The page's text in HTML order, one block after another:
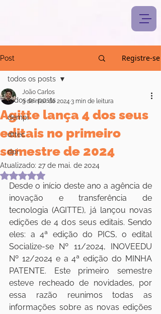
Post Registre-se
todos os posts
dempi
dttec
dpi
todos os posts
Agitte lança 4 dos seus
editais no primeiro
semestre de 2024
João Carlos
3 de mai. de 2024 3 min de leitura
Atualizado: 27 de mai. de 2024
Avaliado com NaN de 5 estrelas.
Desde o início deste ano a agência de
inovação e transferência de
tecnologia (AGITTE), já lançou novas
edições de 4 dos seus editais. Sendo
eles: a 4ª edição do PICS, o edital
Socialize-se Nº 11/2024, INOVEEDU
Nº 12/2024 e a 4ª edição do MINHA
PATENTE. Este primeiro semestre
esteve recheado de novidades, por
essa razão reunimos todas as
informações sobre as novas edições